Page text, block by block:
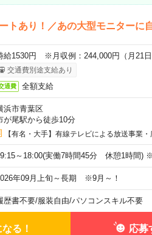
トあり！／あの大型モニターに
給1530円 ※月収例：244,000円（月21日
交通費別途支給あり
通費 全額支給
浜市青葉区
が尾駅から徒歩10分
【有名・大手】有線テレビによる放送事業
～18:00(実働7時間45分 休憩1時間)
年09月上旬～長期 ※9月～！
歴書不要/服装自由/パソコンスキル不要
る！ 応募